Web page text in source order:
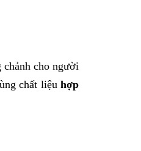
chảnh cho người
chất liệuhợp